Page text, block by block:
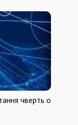
чверть о